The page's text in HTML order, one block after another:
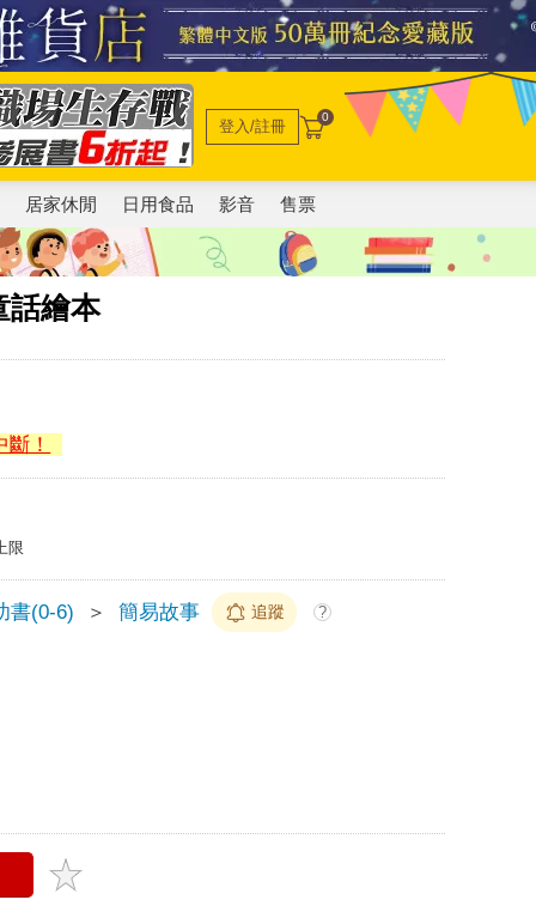
登入/註冊 0
居家休閒 日用食品 影音 售票
話繪本
！
限
書(0-6) ＞ 簡易故事 追蹤 ?